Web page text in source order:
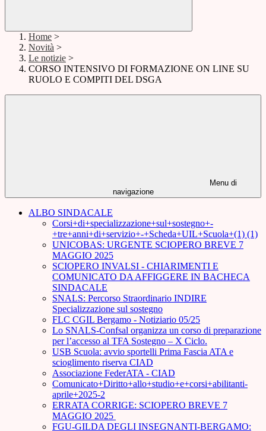
Home >
Novità >
Le notizie >
CORSO INTENSIVO DI FORMAZIONE ON LINE SU
RUOLO E COMPITI DEL DSGA
Menu di
navigazione
ALBO SINDACALE
Corsi+di+specializzazione+sul+sostegno+-
+tre+anni+di+servizio+-+Scheda+UIL+Scuola+(1) (1)
UNICOBAS: URGENTE SCIOPERO BREVE 7
MAGGIO 2025
SCIOPERO INVALSI - CHIARIMENTI E
COMUNICATO DA AFFIGGERE IN BACHECA
SINDACALE
SNALS: Percorso Straordinario INDIRE
Specializzazione sul sostegno
FLC CGIL Bergamo - Notiziario 05/25
Lo SNALS-Confsal organizza un corso di preparazione
per l’accesso al TFA Sostegno – X Ciclo.
USB Scuola: avvio sportelli Prima Fascia ATA e
scioglimento riserva CIAD
Associazione FederATA - CIAD
Comunicato+Diritto+allo+studio+e+corsi+abilitanti-
aprile+2025-2
ERRATA CORRIGE: SCIOPERO BREVE 7
MAGGIO 2025
FGU-GILDA DEGLI INSEGNANTI-BERGAMO: